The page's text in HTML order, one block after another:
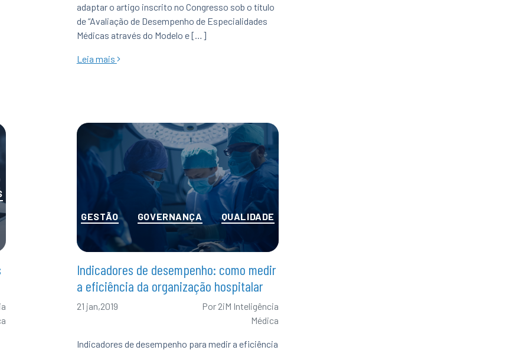
adaptar o artigo inscrito no Congresso sob o título
de “Avaliação de Desempenho de Especialidades
Médicas através do Modelo e […]
Leia mais
Categorias
GESTÃO GOVERNANÇA QUALIDADE
Indicadores de desempenho: como medir
a eficiência da organização hospitalar
21 jan,2019 Por 2iM Inteligência
Médica
Indicadores de desempenho para medir a eficiência